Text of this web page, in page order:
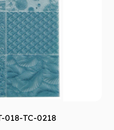
018-TC-0218